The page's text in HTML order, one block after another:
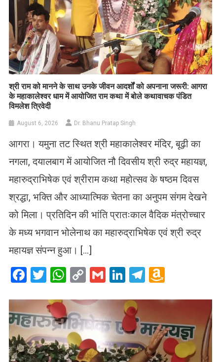
​श्री राम को मानने के साथ उनके जीवन आदर्शों को अपनाना जरूरी: आगरा
के महाकालेश्वर धाम में आयोजित राम कथा में बोले कथावाचक पंडित
विमलेश त्रिवेदी
August 6, 2026 Dr. Bhanu Pratap Singh
आगरा। यमुना तट स्थित श्री महाकालेश्वर मंदिर, बूढ़ी का
नगला, दयालबाग में आयोजित नौ दिवसीय श्री रुद्र महायज्ञ,
महारुद्राभिषेक एवं श्रीराम कथा महोत्सव के षष्ठम दिवस
श्रद्धा, भक्ति और आध्यात्मिक चेतना का अनुपम संगम देखने
को मिला। प्रतिदिन की भांति प्रातःकाल वैदिक मंत्रोच्चार
के मध्य भगवान भोलेनाथ का महारुद्राभिषेक एवं श्री रुद्र
महायज्ञ संपन्न हुआ। […]
Facebook
Twitter
WhatsApp
CopyGmailLinkedIn
Telegram
List